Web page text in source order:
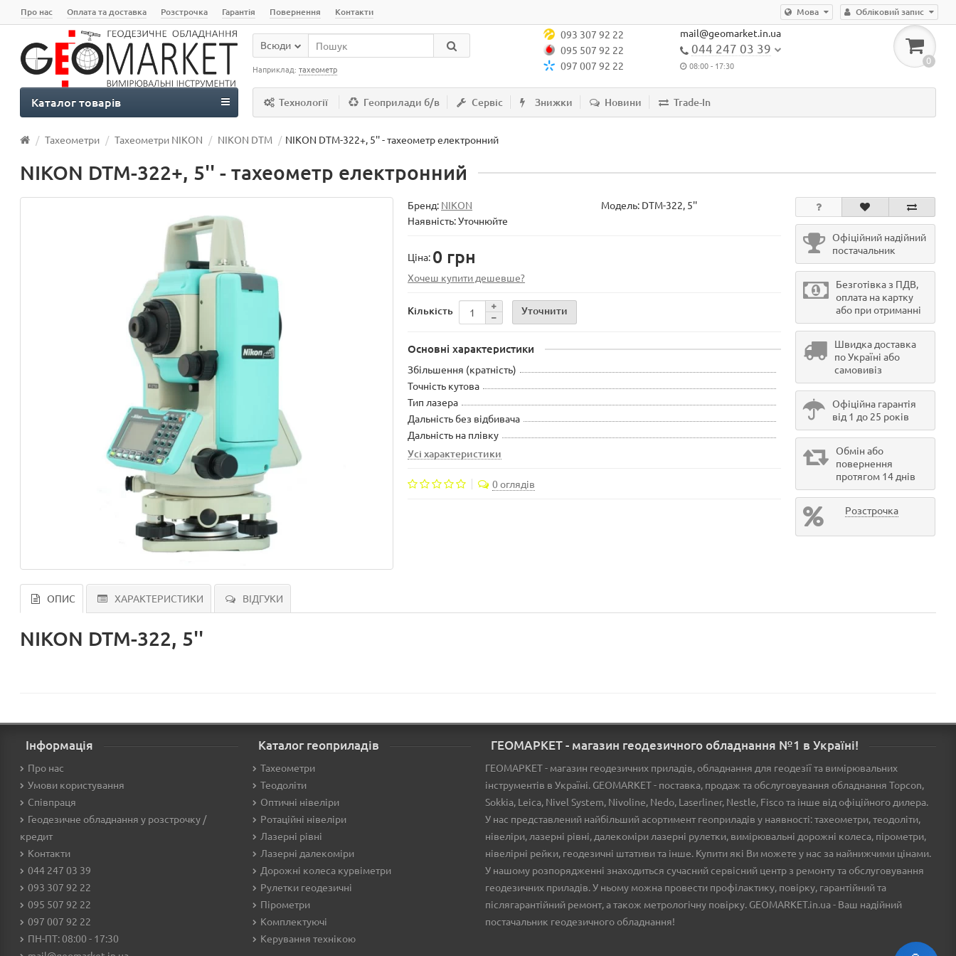
Обліковий запис
Мова
Про нас Оплата та доставка Розстрочка Гарантія Повернення Контакти
Всюди
Наприклад:тахеометр
093 307 92 22
095 507 92 22
097 007 92 22
mail@geomarket.in.ua
044 247 03 39
08:00 - 17:30 0
Технології Геоприлади б/в Сервіс Знижки Новини Trade-In
Каталог товарів
Тахеометри Тахеометри NIKON NIKON DTM NIKON DTM-322+, 5'' - тахеометр електронний
NIKON DTM-322+, 5'' - тахеометр електронний
Бренд: NIKON Модель: DTM-322, 5''
Наявність: Уточнюйте
Ціна: 0 грн
Хочеш купити дешевше?
Кількість Уточнити
Основні характеристики
Збільшення (кратність)
Точність кутова
Тип лазера
Дальність без відбивача
Дальність на плівку
Усі характеристики
0 оглядів
Офіційний надійний
постачальник
Безготівка з ПДВ,
оплата на картку
або при отриманні
Швидка доставка
по Україні або
самовивіз
Офіційна гарантія
від 1 до 25 років
Обмін або
повернення
протягом 14 днів
Розстрочка
ОПИС ХАРАКТЕРИСТИКИ ВІДГУКИ
NIKON DTM-322, 5''
Інформація
Про нас
Умови користування
Співпраця
Геодезичне обладнання у розстрочку /
кредит
Контакти
044 247 03 39
093 307 92 22
095 507 92 22
097 007 92 22
ПН-ПТ: 08:00 - 17:30
Каталог геоприладів
Тахеометри
Теодоліти
Оптичні нівеліри
Ротаційні нівеліри
Лазерні рівні
Лазерні далекоміри
Дорожні колеса курвіметри
Рулетки геодезичні
Пірометри
Комплектуючі
Керування технікою
ГЕОМАРКЕТ - магазин геодезичного обладнання №1 в Україні!
ГЕОМАРКЕТ - магазин геодезичних приладів, обладнання для геодезії та вимірювальних
інструментів в Україні. GEOMARKET - поставка, продаж та обслуговування обладнання Topcon,
Sokkia, Leica, Nivel System, Nivoline, Nedo, Laserliner, Nestle, Fisco та інше від офіційного дилера.
У нас представлений найбільший асортимент геоприладів у наявності: тахеометри, теодоліти,
нівеліри, лазерні рівні, далекоміри лазерні рулетки, вимірювальні дорожні колеса, пірометри,
нівелірні рейки, геодезичні штативи та інше. Купити які Ви можете у нас за найнижчими цінами.
У нашому розпорядженні знаходиться сучасний сервісний центр з ремонту та обслуговування
геодезичних приладів. У ньому можна провести профілактику, повірку, гарантійний та
післягарантійний ремонт, а також метрологічну повірку. GEOMARKET.in.ua - Ваш надійний
постачальник геодезичного обладнання!